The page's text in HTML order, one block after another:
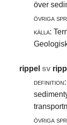
över
övriga
källa:
rippelsv
definition:
övriga